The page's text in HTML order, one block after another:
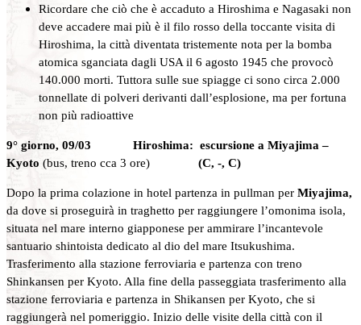
Ricordare che ciò che è accaduto a Hiroshima e Nagasaki non
deve accadere mai più è il filo rosso della toccante visita di
Hiroshima, la città diventata tristemente nota per la bomba
atomica sganciata dagli USA il 6 agosto 1945 che provocò
140.000 morti. Tuttora sulle sue spiagge ci sono circa 2.000
tonnellate di polveri derivanti dall’esplosione, ma per fortuna
non più radioattive
9° giorno, 09/03 Hiroshima: escursione a Miyajima –
Kyoto (bus, treno cca 3 ore) (C, -, C)
Dopo la prima colazione in hotel partenza in pullman per Miyajima,
da dove si proseguirà in traghetto per raggiungere l’omonima isola,
situata nel mare interno giapponese per ammirare l’incantevole
santuario shintoista dedicato al dio del mare Itsukushima.
Trasferimento alla stazione ferroviaria e partenza con treno
Shinkansen per Kyoto. Alla fine della passeggiata trasferimento alla
stazione ferroviaria e partenza in Shikansen per Kyoto, che si
raggiungerà nel pomeriggio. Inizio delle visite della città con il